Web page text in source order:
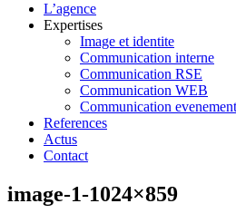
L’agence
Expertises
Image et identite
Communication interne
Communication RSE
Communication WEB
Communication
References
Actus
Contact
image-1-1024×859